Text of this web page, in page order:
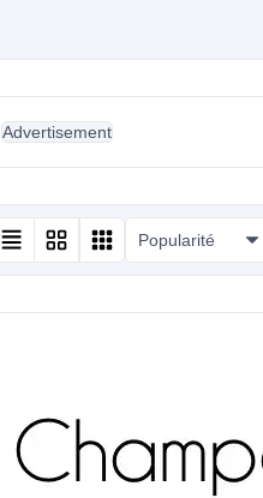
Advertisement
Popularité